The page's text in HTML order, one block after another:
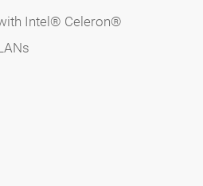
Intel® Celeron®